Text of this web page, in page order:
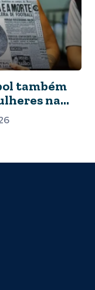
também
na
de